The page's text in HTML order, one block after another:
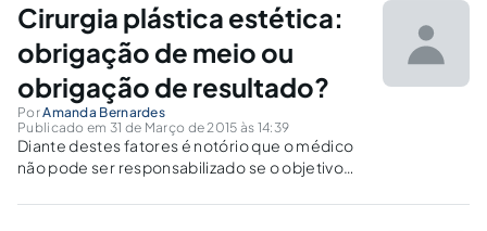
Cirurgia plástica estética:
obrigação de meio ou
obrigação de resultado?
PorAmanda Bernardes
Publicado em 31 de Março de 2015 às 14:39
Diante destes fatores é notório que o médico
não pode ser responsabilizado se o objetivo
proceder. Em qualquer ramo da medicina há